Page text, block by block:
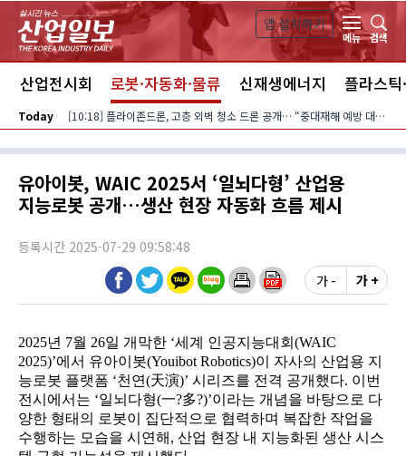
본문 바로가기
앱 설치하기
메뉴
검색
산업전시회 로봇·자동화·물류 신재생에너지 플라스틱
Today [10:18] 플라이존드론, 고층 외벽 청소 드론 공개… “중대재해 예방 대안”
유아이봇, WAIC 2025서 ‘일뇌다형’ 산업용
지능로봇 공개…생산 현장 자동화 흐름 제시
등록시간 2025-07-29 09:58:48
가 -
가 +